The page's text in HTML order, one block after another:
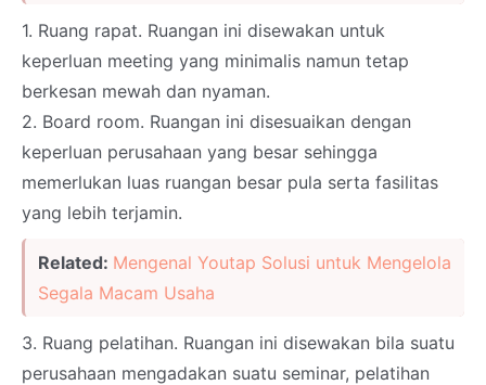
1. Ruang rapat. Ruangan ini disewakan untuk
keperluan meeting yang minimalis namun tetap
berkesan mewah dan nyaman.
2. Board room. Ruangan ini disesuaikan dengan
keperluan perusahaan yang besar sehingga
memerlukan luas ruangan besar pula serta fasilitas
yang lebih terjamin.
Related: Mengenal Youtap Solusi untuk Mengelola
Segala Macam Usaha
3. Ruang pelatihan. Ruangan ini disewakan bila suatu
perusahaan mengadakan suatu seminar, pelatihan